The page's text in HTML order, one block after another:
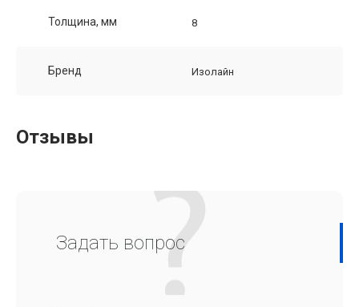
Толщина, мм 8
Бренд Изолайн
Отзывы
Задать вопрос